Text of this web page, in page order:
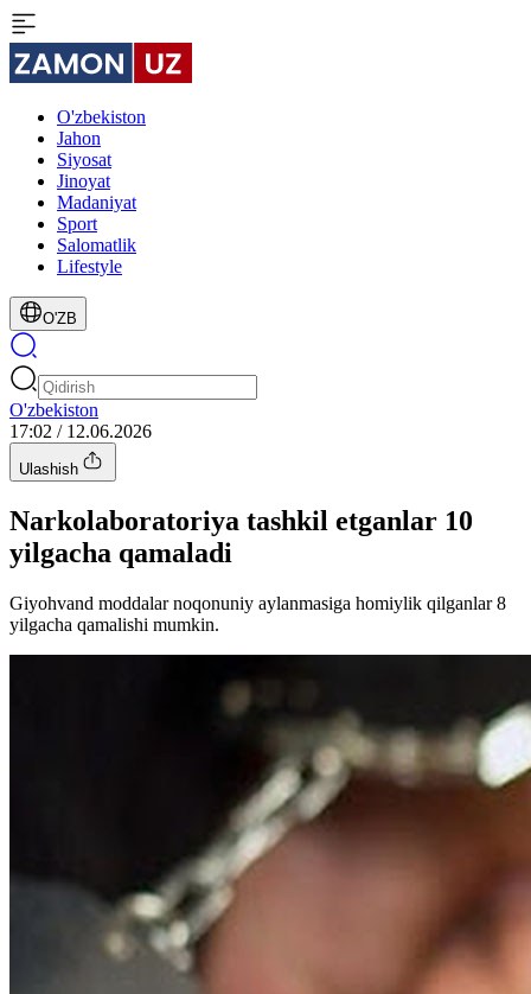
O'zbekiston
Jahon
Siyosat
Jinoyat
Madaniyat
Sport
Salomatlik
Lifestyle
O'ZB
O'zbekiston
17:02 / 12.06.2026
Ulashish
Narkolaboratoriya tashkil etganlar 10
yilgacha qamaladi
Giyohvand moddalar noqonuniy aylanmasiga homiylik qilganlar 8
yilgacha qamalishi mumkin.